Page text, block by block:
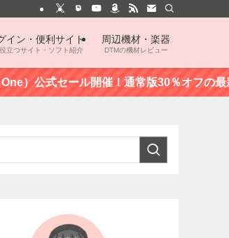
イン・便利サイト
立つサイト・ソフト紹介
周辺機材・楽器
DTMの機材レビュー
式セール開催！通常版30％オフの最新情